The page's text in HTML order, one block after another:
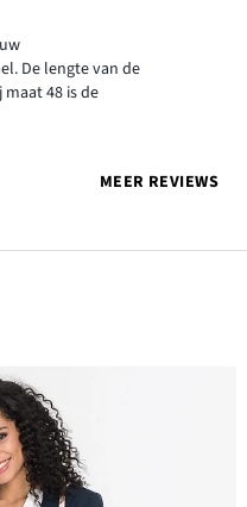
De lengte van de
48 is de
MEER REVIEWS